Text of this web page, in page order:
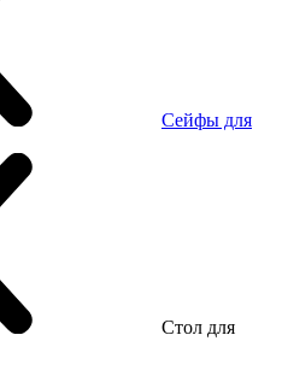
Сейфы для
Стол для